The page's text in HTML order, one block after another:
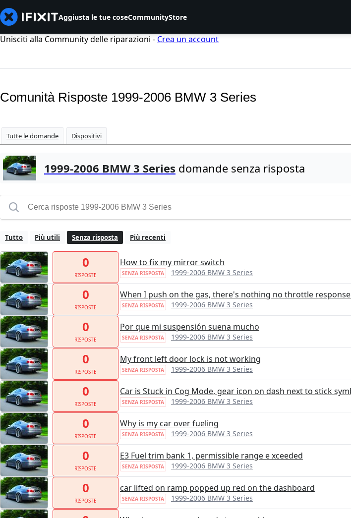
Aggiusta le tue coseCommunityStore
Unisciti alla Community delle riparazioni - Crea un account
Comunità Risposte 1999-2006 BMW 3 Series
Tutte le domande Dispositivi
1999-2006 BMW 3 Series domande senza risposta
Tutto Più utili Senza risposta Più recenti
0
RISPOSTE
How to fix my mirror switch
SENZA RISPOSTA 1999-2006 BMW 3 Series
0
RISPOSTE
When I push on the gas, there's nothing no throttle
SENZA RISPOSTA 1999-2006 BMW 3 Series
0
RISPOSTE
Por que mi suspensión suena mucho
SENZA RISPOSTA 1999-2006 BMW 3 Series
0
RISPOSTE
My front left door lock is not working
SENZA RISPOSTA 1999-2006 BMW 3 Series
0
RISPOSTE
Car is Stuck in Cog Mode, gear icon on dash next to stick
SENZA RISPOSTA 1999-2006 BMW 3 Series
0
RISPOSTE
Why is my car over fueling
SENZA RISPOSTA 1999-2006 BMW 3 Series
0
RISPOSTE
E3 Fuel trim bank 1, permissible range e xceeded
SENZA RISPOSTA 1999-2006 BMW 3 Series
0
RISPOSTE
car lifted on ramp popped up red on the dashboard
SENZA RISPOSTA 1999-2006 BMW 3 Series